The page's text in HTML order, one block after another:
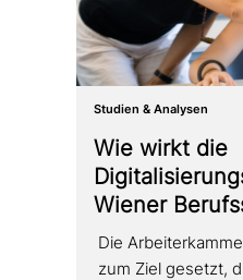
Studien & Analysen
Wie wirkt die
Wiener
Die
zum Ziel gesetzt,